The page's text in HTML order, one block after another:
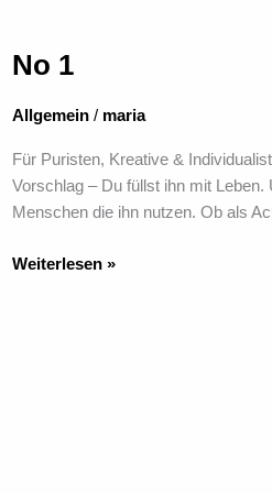
No 1
Allgemein / maria
Für Puristen, Kreative &
Vorschlag – Du füllst ihn mit
Menschen die ihn nutzen. Ob als
No
Weiterlesen »